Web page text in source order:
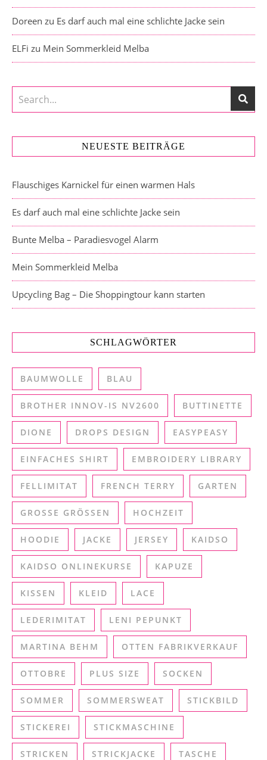
Doreen zu Es darf auch mal eine schlichte Jacke sein
ELFi zu Mein Sommerkleid Melba
NEUESTE BEITRÄGE
Flauschiges Karnickel für einen warmen Hals
Es darf auch mal eine schlichte Jacke sein
Bunte Melba – Paradiesvogel Alarm
Mein Sommerkleid Melba
Upcycling Bag – Die Shoppingtour kann starten
SCHLAGWÖRTER
BAUMWOLLE BLAU
BROTHER INNOV-IS NV2600 BUTTINETTE
DIONE DROPS DESIGN EASYPEASY
EINFACHES SHIRT EMBROIDERY LIBRARY
FELLIMITAT FRENCH TERRY GARTEN
GROSSE GRÖSSEN HOCHZEIT
HOODIE JACKE JERSEY KAIDSO
KAIDSO ONLINEKURSE KAPUZE
KISSEN KLEID LACE
LEDERIMITAT LENI PEPUNKT
MARTINA BEHM OTTEN FABRIKVERKAUF
OTTOBRE PLUS SIZE SOCKEN
SOMMER SOMMERSWEAT STICKBILD
STICKEREI STICKMASCHINE
STRICKEN STRICKJACKE TASCHE